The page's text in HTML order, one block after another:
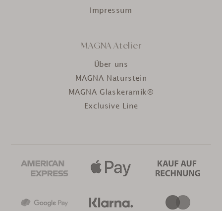
Impressum
MAGNA Atelier
Über uns
MAGNA Naturstein
MAGNA Glaskeramik®
Exclusive Line